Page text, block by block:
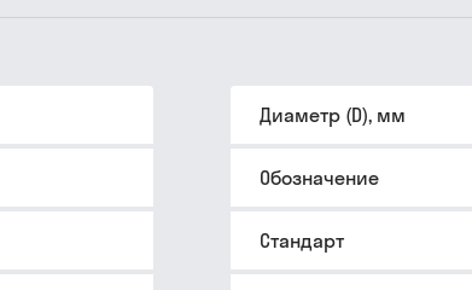
Диаметр (D), мм
Обозначение
Стандарт